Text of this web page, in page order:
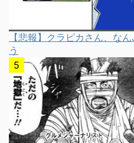
【悲報】クラピカさん、な
う